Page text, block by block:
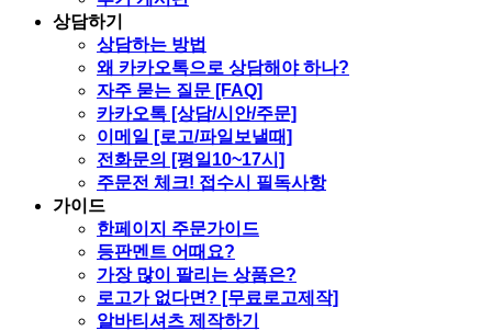
상담하기
상담하는 방법
왜 카카오톡으로 상담해야 하나?
자주 묻는 질문 [FAQ]
카카오톡 [상담/시안/주문]
이메일 [로고/파일보낼때]
전화문의 [평일10~17시]
주문전 체크! 접수시 필독사항
가이드
한페이지 주문가이드
등판멘트 어때요?
가장 많이 팔리는 상품은?
로고가 없다면? [무료로고제작]
알바티셔츠 제작하기